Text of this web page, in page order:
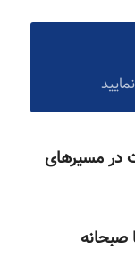
در مسیرهای